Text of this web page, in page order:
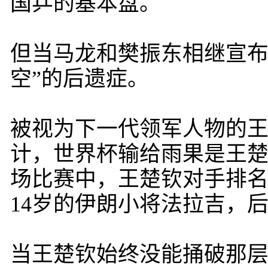
但当马龙和樊振东相继宣
空”的后遗症。
被视为下一代领军人物的
计，世界杯输给雨果是王
场比赛中，王楚钦对手排
14岁的伊朗小将法拉吉，
当王楚钦始终没能捅破那